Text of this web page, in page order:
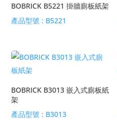
序
BOBRICK B5221 掛牆廁板紙架
產品型號 : B5221
BOBRICK B3013 嵌入式廁板紙
架
產品型號 : B3013